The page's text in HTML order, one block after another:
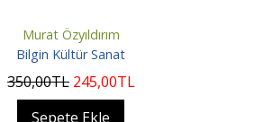
Murat Özyıldırım
Bilgin Kültür Sanat
350,00TL 245,00TL
Sepete Ekle